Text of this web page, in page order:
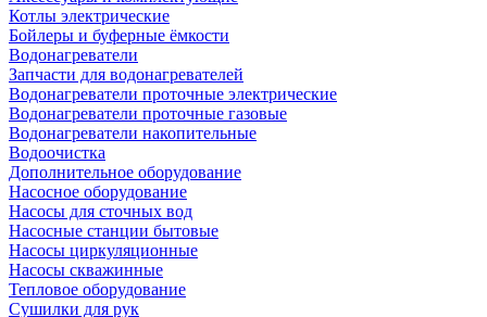
Котлы электрические
Бойлеры и буферные ёмкости
Водонагреватели
Запчасти для водонагревателей
Водонагреватели проточные электрические
Водонагреватели проточные газовые
Водонагреватели накопительные
Водоочистка
Дополнительное оборудование
Насосное оборудование
Насосы для сточных вод
Насосные станции бытовые
Насосы циркуляционные
Насосы скважинные
Тепловое оборудование
Сушилки для рук